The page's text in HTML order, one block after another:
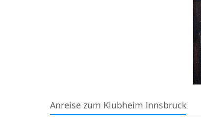
Anreise zum Klubheim Innsbruck